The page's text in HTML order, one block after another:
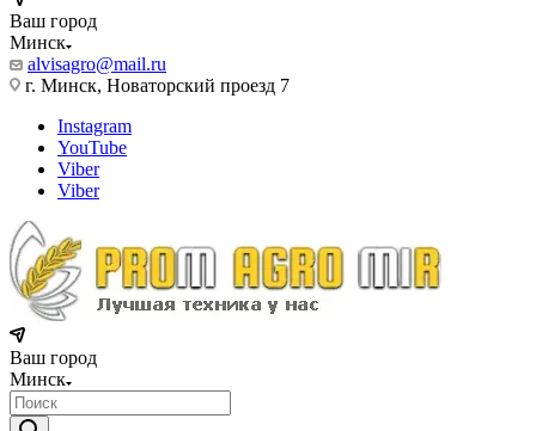
Ваш город
Минск
alvisagro@mail.ru
г. Минск, Новаторский проезд 7
Instagram
YouTube
Viber
Viber
Ваш город
Минск